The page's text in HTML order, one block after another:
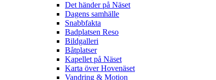
Det händer på Näset
Dagens samhälle
Snabbfakta
Badplatsen Reso
Bildgalleri
Båtplatser
Kapellet på Näset
Karta över Hovenäset
Vandring & Motion